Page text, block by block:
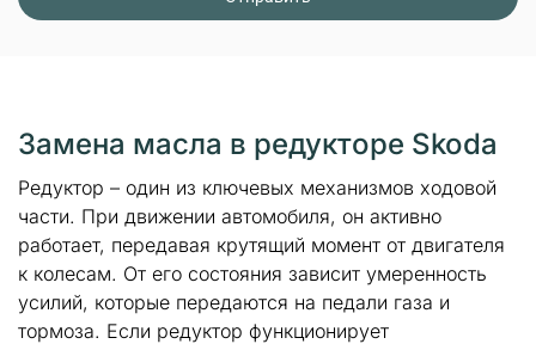
Замена масла в редукторе Skoda
Редуктор – один из ключевых механизмов ходовой
части. При движении автомобиля, он активно
работает, передавая крутящий момент от двигателя
к колесам. От его состояния зависит умеренность
усилий, которые передаются на педали газа и
тормоза. Если редуктор функционирует